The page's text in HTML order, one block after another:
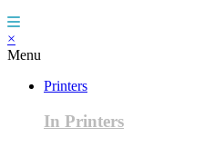
×
Menu
Printers
In Printers